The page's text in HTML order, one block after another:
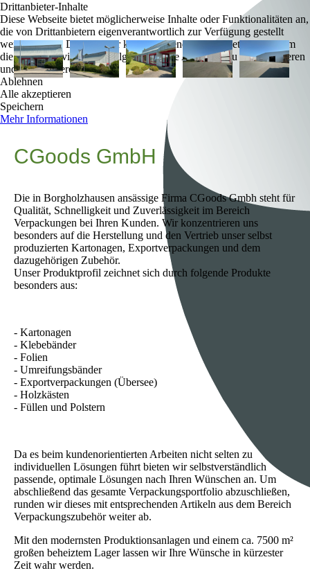
CGoods GmbH
Die in Borgholzhausen ansässige Firma CGoods Gmbh steht für
Qualität, Schnelligkeit und Zuverlässigkeit im Bereich
Verpackungen bei Ihren Kunden. Wir konzentrieren uns
besonders auf die Herstellung und den Vertrieb unser selbst
produzierten Kartonagen, Exportverpackungen und dem
dazugehörigen Zubehör.
Unser Produktprofil zeichnet sich durch folgende Produkte
besonders aus:
- Kartonagen
- Klebebänder
- Folien
- Umreifungsbänder
- Exportverpackungen (Übersee)
- Holzkästen
- Füllen und Polstern
Da es beim kundenorientierten Arbeiten nicht selten zu
individuellen Lösungen führt bieten wir selbstverständlich
passende, optimale Lösungen nach Ihren Wünschen an. Um
abschließend das gesamte Verpackungsportfolio abzuschließen,
runden wir dieses mit entsprechenden Artikeln aus dem Bereich
Verpackungszubehör weiter ab.
Mit den modernsten Produktionsanlagen und einem ca. 7500 m²
großen beheiztem Lager lassen wir Ihre Wünsche in kürzester
Zeit wahr werden.
Drittanbieter-Inhalte
Diese Webseite bietet möglicherweise Inhalte oder Funktionalitäten an,
die von Drittanbietern eigenverantwortlich zur Verfügung gestellt
werden. Diese Drittanbieter können eigene Cookies setzen, z.B. um
die Nutzeraktivität zu verfolgen oder ihre Angebote zu personalisieren
und zu optimieren.
Ablehnen
Alle akzeptieren
Speichern
Mehr Informationen